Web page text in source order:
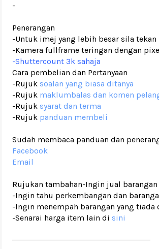
-
Penerangan
-Untuk imej yang lebih besar sila
-Kamera fullframe teringan dengan
-Shuttercount 3k sahaja
Cara pembelian dan Pertanyaan
-Rujuk soalan yang biasa ditanya
-Rujuk maklumbalas dan komen
-Rujuk syarat dan terma
-Rujuk panduan membeli
Sudah membaca panduan dan
Facebook
Email
Rujukan tambahan-Ingin jual
-Ingin tahu perkembangan dan
-Ingin menempah barangan yang
-Senarai harga item lain di sini